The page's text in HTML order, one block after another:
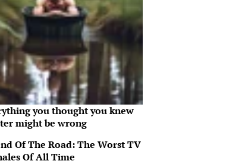
you thought you knew
might be wrong
Of The Road: The Worst TV
Of All Time